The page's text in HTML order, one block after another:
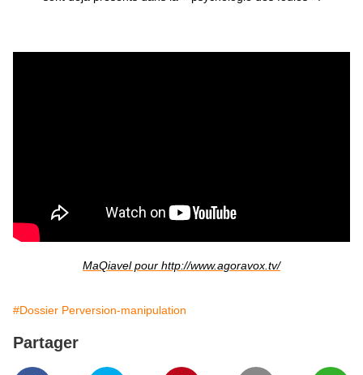
MaQiavel pour http://www.agoravox.tv/
#Dossier Perversion-manipulation
Partager